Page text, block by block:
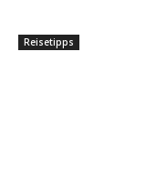
Reisetipps